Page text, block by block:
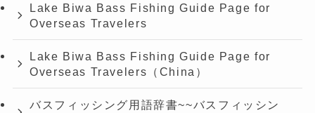
Lake Biwa Bass Fishing Guide Page for
Overseas Travelers
Lake Biwa Bass Fishing Guide Page for
Overseas Travelers（China）
バスフィッシング用語辞書~~バスフィッシン